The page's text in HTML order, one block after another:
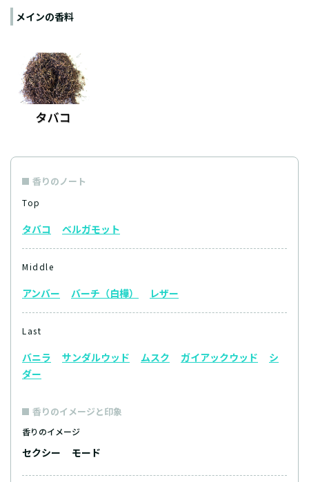
メインの香料
香りのノート
Top
タバコ ベルガモット
Middle
アンバー バーチ（白樺） レザー
Last
バニラ サンダルウッド ムスク ガイアックウッド
シ
ダー
香りのイメージと印象
香りのイメージ
セクシー モード